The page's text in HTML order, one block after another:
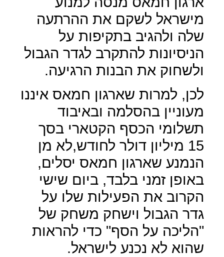
מישראל לשקם את ההרתעה
שלה ולהגיב בתקיפות על
הניסיונות להתקרב לגדר הגבול
ולשחוק את הבנות הרגיעה.
לכן, למרות שארגון חמאס איננו
מעוניין בהסלמה ובאיבוד
תשלומי הכסף הקטארי בסך
15 מיליון דולר לחודש,לא מן
הנמנע שארגון חמאס יסלים,
באופן זמני בלבד, ביום שישי
הקרוב את הפעילות שלו על
גדר הגבול וישחק משחק של
"הליכה על הסף" כדי להראות
שהוא לא נכנע לישראל.